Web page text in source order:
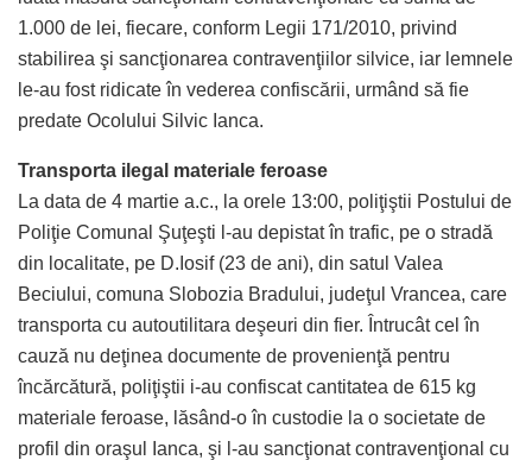
1.000 de lei, fiecare, conform Legii 171/2010, privind
stabilirea şi sancţionarea contravenţiilor silvice, iar lemnele
le-au fost ridicate în vederea confiscării, urmând să fie
predate Ocolului Silvic Ianca.
Transporta ilegal materiale feroase
La data de 4 martie a.c., la orele 13:00, poliţiştii Postului de
Poliţie Comunal Şuţeşti l-au depistat în trafic, pe o stradă
din localitate, pe D.Iosif (23 de ani), din satul Valea
Beciului, comuna Slobozia Bradului, judeţul Vrancea, care
transporta cu autoutilitara deşeuri din fier. Întrucât cel în
cauză nu deţinea documente de provenienţă pentru
încărcătură, poliţiştii i-au confiscat cantitatea de 615 kg
materiale feroase, lăsând-o în custodie la o societate de
profil din oraşul Ianca, şi l-au sancţionat contravenţional cu